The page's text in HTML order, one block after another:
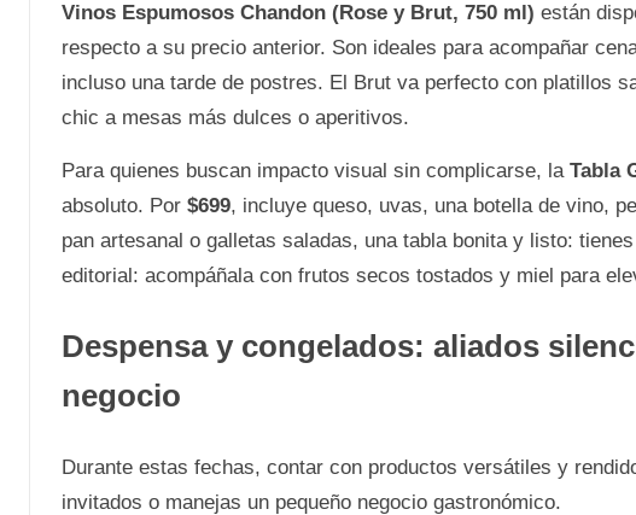
Vinos Espumosos Chandon (Rose y Brut, 750 ml) están
respecto a su precio anterior. Son ideales para acompañar
incluso una tarde de postres. El Brut va perfecto con platillos
chic a mesas más dulces o aperitivos.
Para quienes buscan impacto visual sin complicarse, la Tabla
absoluto. Por $699, incluye queso, uvas, una botella de vino,
pan artesanal o galletas saladas, una tabla bonita y listo:
editorial: acompáñala con frutos secos tostados y miel para
Despensa y congelados: aliados
negocio
Durante estas fechas, contar con productos versátiles y
invitados o manejas un pequeño negocio gastronómico.